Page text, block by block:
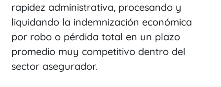
rapidez administrativa, procesando y
liquidando la indemnización económica
por robo o pérdida total en un plazo
promedio muy competitivo dentro del
sector asegurador.